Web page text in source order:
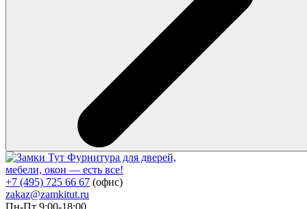
Фурнитура для дверей,
мебели, окон — есть все!
+7 (495) 725 66 67 (офис)
zakaz@zamkitut.ru
Пн-Пт 9:00-18:00